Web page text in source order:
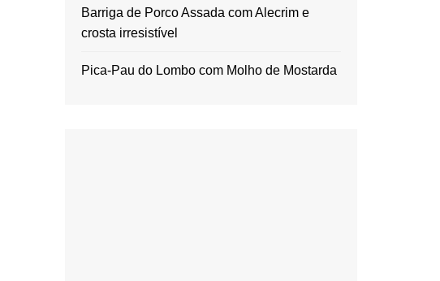
Barriga de Porco Assada com Alecrim e
crosta irresistível
Pica-Pau do Lombo com Molho de Mostarda